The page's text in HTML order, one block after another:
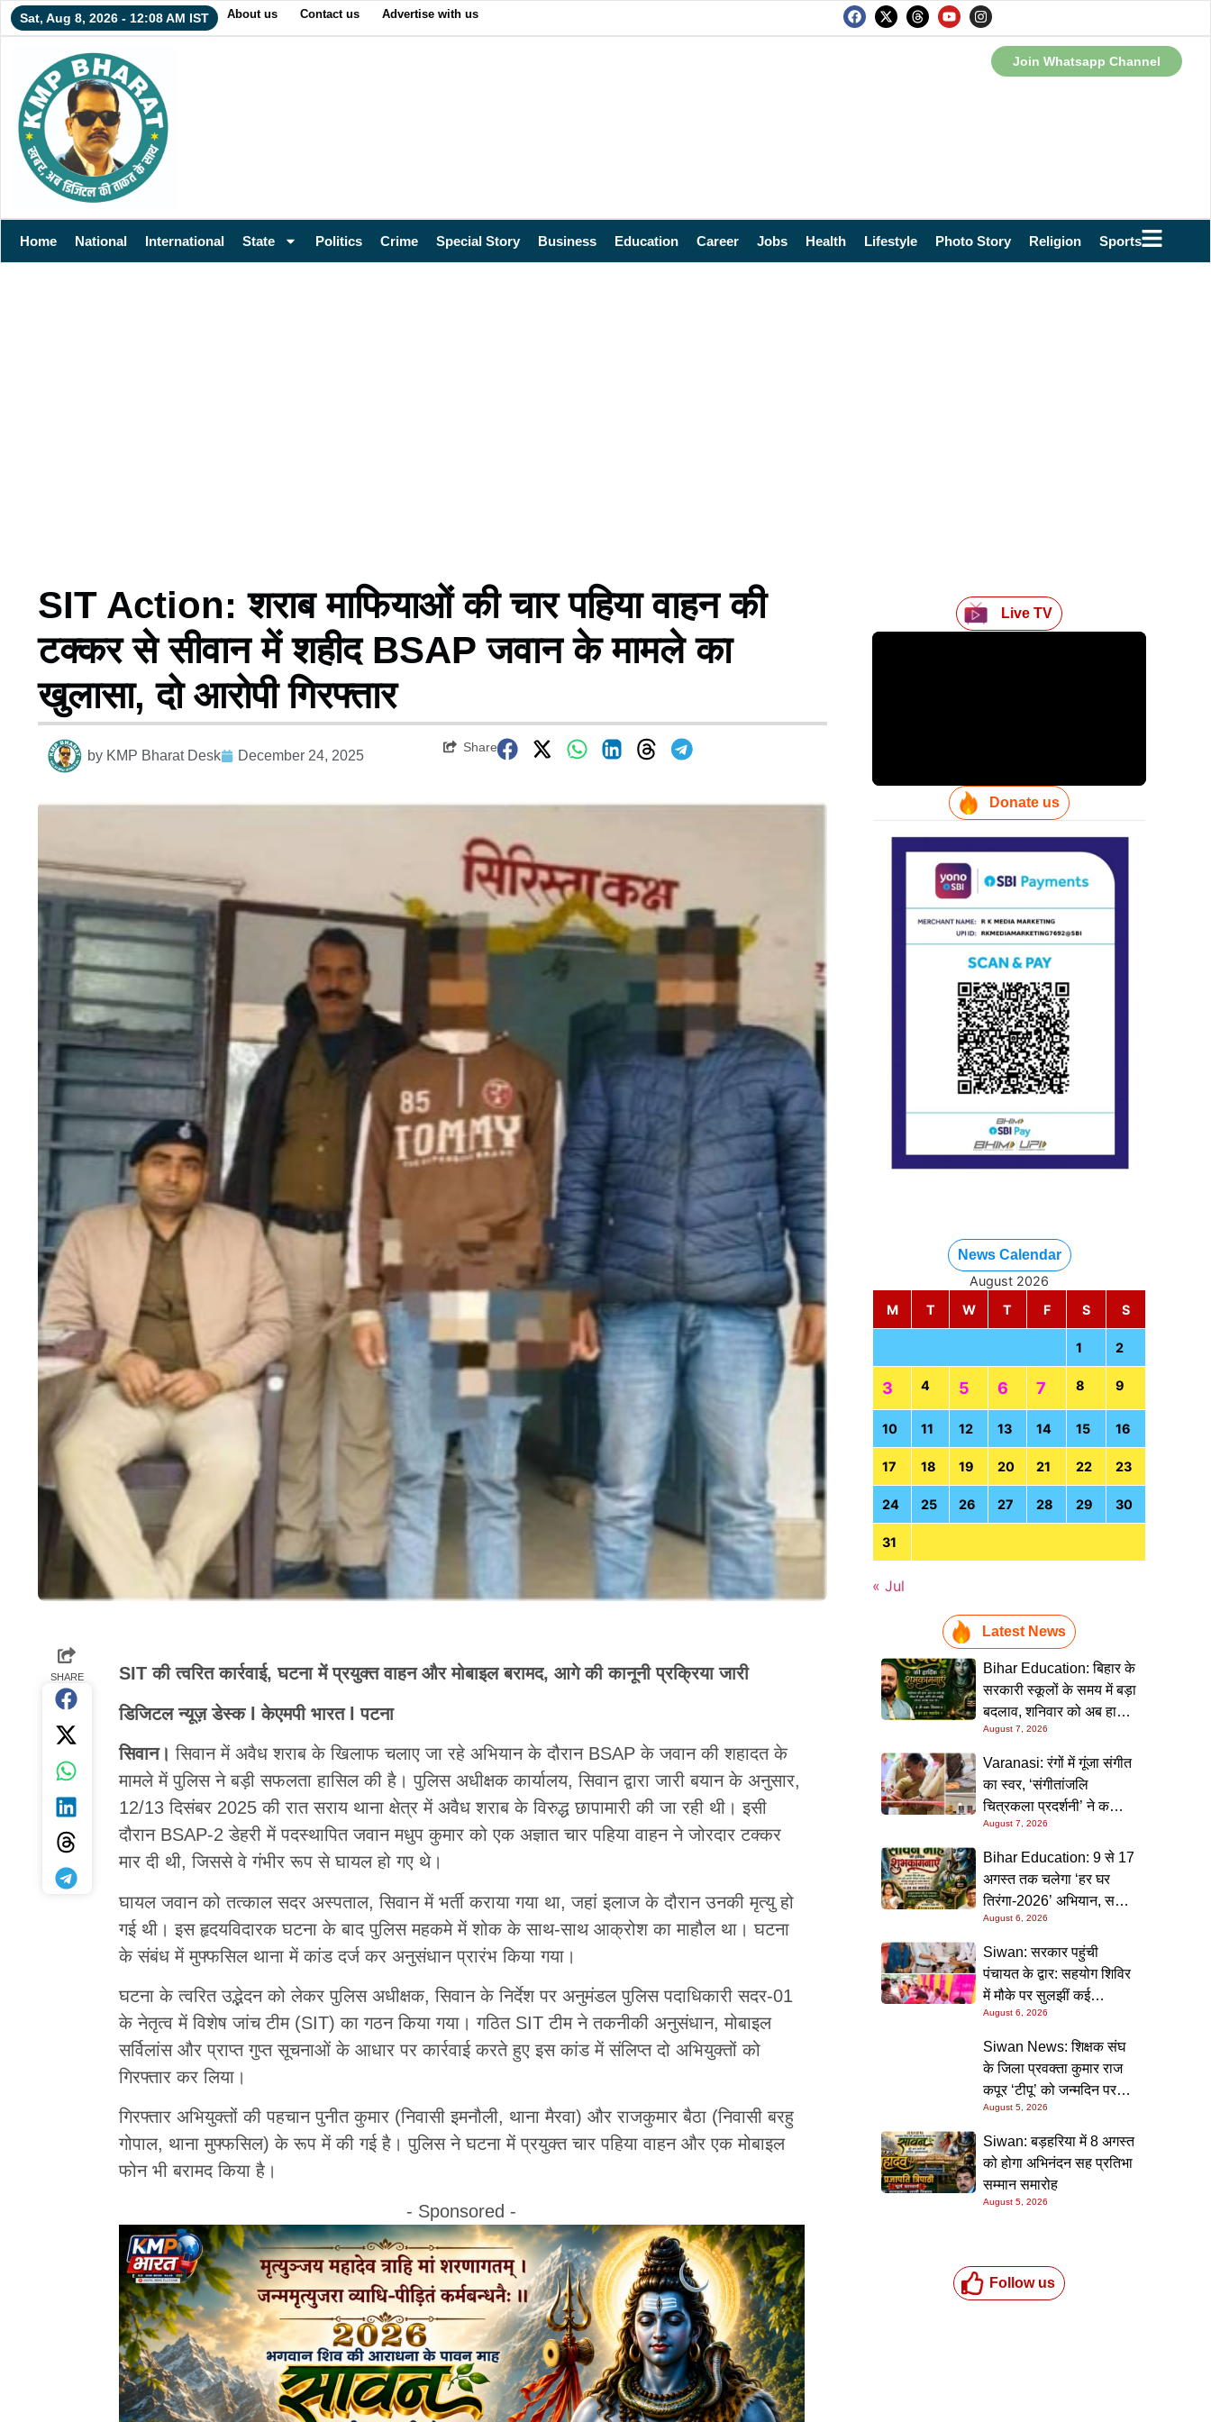
Sat, Aug 8, 2026 - 12:08 AM IST About us Contact us Advertise with us
Join Whatsapp Channel
Home National International State Politics Crime Special Story Business Education Career Jobs Health Lifestyle Photo Story Religion Sports
SIT Action: शराब माफियाओं की चार पहिया वाहन की
टक्कर से सीवान में शहीद BSAP जवान के मामले का
खुलासा, दो आरोपी गिरफ्तार
by KMP Bharat Desk December 24, 2025
Share
SHARE SIT की त्वरित कार्रवाई, घटना में प्रयुक्त वाहन और मोबाइल बरामद, आगे की कानूनी प्रक्रिया जारी
डिजिटल न्यूज़ डेस्क l केएमपी भारत l पटना
सिवान। सिवान में अवैध शराब के खिलाफ चलाए जा रहे अभियान के दौरान BSAP के जवान की शहादत के
मामले में पुलिस ने बड़ी सफलता हासिल की है। पुलिस अधीक्षक कार्यालय, सिवान द्वारा जारी बयान के अनुसार,
12/13 दिसंबर 2025 की रात सराय थाना क्षेत्र में अवैध शराब के विरुद्ध छापामारी की जा रही थी। इसी
दौरान BSAP-2 डेहरी में पदस्थापित जवान मधुप कुमार को एक अज्ञात चार पहिया वाहन ने जोरदार टक्कर
मार दी थी, जिससे वे गंभीर रूप से घायल हो गए थे।
घायल जवान को तत्काल सदर अस्पताल, सिवान में भर्ती कराया गया था, जहां इलाज के दौरान उनकी मृत्यु हो
गई थी। इस हृदयविदारक घटना के बाद पुलिस महकमे में शोक के साथ-साथ आक्रोश का माहौल था। घटना
के संबंध में मुफ्फसिल थाना में कांड दर्ज कर अनुसंधान प्रारंभ किया गया।
घटना के त्वरित उद्भेदन को लेकर पुलिस अधीक्षक, सिवान के निर्देश पर अनुमंडल पुलिस पदाधिकारी सदर-01
के नेतृत्व में विशेष जांच टीम (SIT) का गठन किया गया। गठित SIT टीम ने तकनीकी अनुसंधान, मोबाइल
सर्विलांस और प्राप्त गुप्त सूचनाओं के आधार पर कार्रवाई करते हुए इस कांड में संलिप्त दो अभियुक्तों को
गिरफ्तार कर लिया।
गिरफ्तार अभियुक्तों की पहचान पुनीत कुमार (निवासी इमनौली, थाना मैरवा) और राजकुमार बैठा (निवासी बरहु
गोपाल, थाना मुफ्फसिल) के रूप में की गई है। पुलिस ने घटना में प्रयुक्त चार पहिया वाहन और एक मोबाइल
फोन भी बरामद किया है।
- Sponsored -
Live TV
Donate us
News Calendar
August 2026
M
T W T F S S
1 2
3 4 5 6 7 8 9
10 11 12 13 14 15 16
17 18 19 20 21 22 23
24 25 26 27 28 29 30
31
« Jul
Latest News
Bihar Education: बिहार के
सरकारी स्कूलों के समय में बड़ा
बदलाव, शनिवार को अब हाफ
डे रहेगा विद्यालय
August 7, 2026
Varanasi: रंगों में गूंजा संगीत
का स्वर, ‘संगीतांजलि
चित्रकला प्रदर्शनी’ ने कला
प्रेमियों को किया मंत्रमुग्ध
August 7, 2026
Bihar Education: 9 से 17
अगस्त तक चलेगा ‘हर घर
तिरंगा-2026’ अभियान, सभी
स्कूलों को दिए गए विस्तृत
निर्देश
August 6, 2026
Siwan: सरकार पहुंची
पंचायत के द्वार: सहयोग शिविर
में मौके पर सुलझीं कई
समस्याएं, 30 दिन में समाधान
की गारंटी
August 6, 2026
Siwan News: शिक्षक संघ
के जिला प्रवक्ता कुमार राज
कपूर ‘टीपू’ को जन्मदिन पर
मिली शुभकामनाओं की सौगात
August 5, 2026
Siwan: बड़हरिया में 8 अगस्त
को होगा अभिनंदन सह प्रतिभा
सम्मान समारोह
August 5, 2026
Follow us